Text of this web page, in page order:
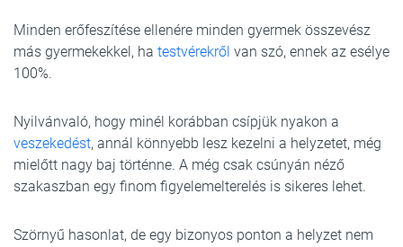
Minden erőfeszítése ellenére minden gyermek összevész
más gyermekekkel, ha testvérekről van szó, ennek az esélye
100%.
Nyilvánvaló, hogy minél korábban csípjük nyakon a
veszekedést, annál könnyebb lesz kezelni a helyzetet, még
mielőtt nagy baj történne. A még csak csúnyán néző
szakaszban egy finom figyelemelterelés is sikeres lehet.
Szörnyű hasonlat, de egy bizonyos ponton a helyzet nem